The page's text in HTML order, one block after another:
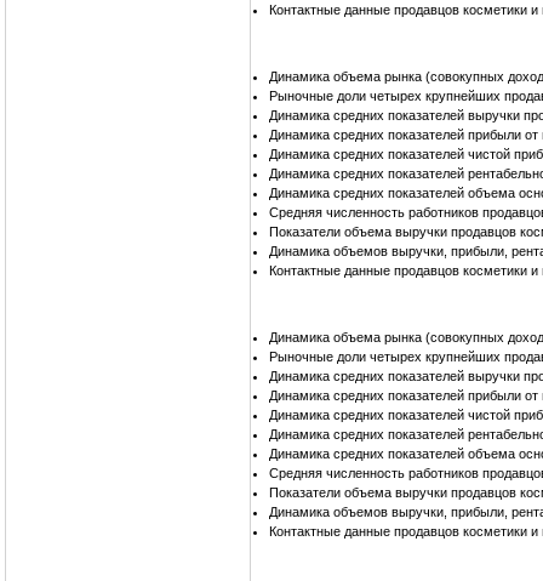
Контактные данные продавцов косметики
Динамика объема рынка (совокупных
Рыночные доли четырех крупнейших
Динамика средних показателей выручки
Динамика средних показателей прибыли
Динамика средних показателей чистой
Динамика средних показателей
Динамика средних показателей объема
Средняя численность работников
Показатели объема выручки продавцов
Динамика объемов выручки, прибыли,
Контактные данные продавцов косметики
Динамика объема рынка (совокупных
Рыночные доли четырех крупнейших
Динамика средних показателей выручки
Динамика средних показателей прибыли
Динамика средних показателей чистой
Динамика средних показателей
Динамика средних показателей объема
Средняя численность работников
Показатели объема выручки продавцов
Динамика объемов выручки, прибыли,
Контактные данные продавцов косметики